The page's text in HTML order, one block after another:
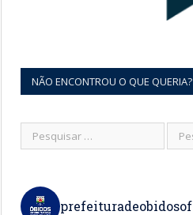
NÃO ENCONTROU O QUE QUERIA?
prefeituradeobidosof